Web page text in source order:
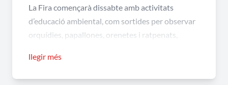
La Fira començarà dissabte amb activitats
d’educació ambiental, com sortides per observar
orquídies, papallones, orenetes i ratpenats,
vermut i un sopar a la natura.
llegir més